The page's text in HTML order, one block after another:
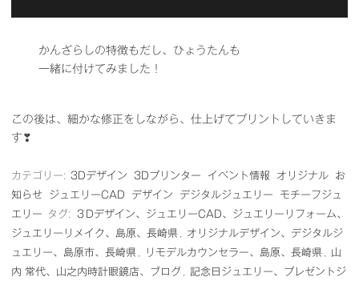
かんざらしの特徴もだし、ひょうたんも
一緒に付けてみました！
この後は、細かな修正をしながら、仕上げてプリントしていきま
す❣
カテゴリー: 3Dデザイン 3Dプリンター イベント情報 オリジナル
お
知らせ
ジュエリーCAD デザイン デジタルジュエリー
モチーフジュ
エリー
タグ:
３Dデザイン、ジュエリーCAD、ジュエリーリフォーム、
ジュエリーリメイク、島原、長崎県
オリジナルデザイン、デジタルジ
ュエリー、島原市、長崎県
リモデルカウンセラー、島原、長崎県
山
内 常代、山之内時計眼鏡店、ブログ
記念日ジュエリー、プレゼントジ